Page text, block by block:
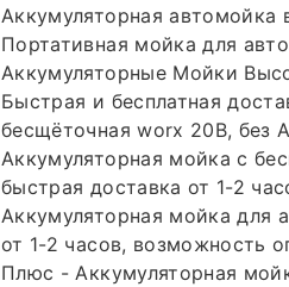
Аккумуляторная автомойка
Портативная мойка для
Аккумуляторные Мойки
Быстрая и бесплатная
бесщёточная worx 20В, без
Аккумуляторная мойка с
быстрая доставка от 1-2
Аккумуляторная мойка для
от 1-2 часов, возможность
Плюс - Аккумуляторная